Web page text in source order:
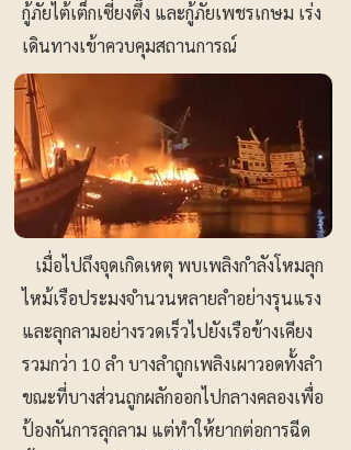
กู้ภัยไต้เต็กเซี่ยงตึ๊ง และกู้ภัยเพชรเกษม เร่ง
เดินทางเข้าควบคุมสถานการณ์
เมื่อไปถึงจุดเกิดเหตุ พบเพลิงกำลังโหมลุก
ไหม้เรือประมงจำนวนหลายลำอย่างรุนแรง
และลุกลามอย่างรวดเร็วไปยังเรือข้างเคียง
รวมกว่า 10 ลำ บางลำถูกเพลิงเผาวอดทั้งลำ
ขณะที่บางส่วนถูกผลักออกไปกลางคลองเพื่อ
ป้องกันการลุกลาม แต่ทำให้ยากต่อการฉีด